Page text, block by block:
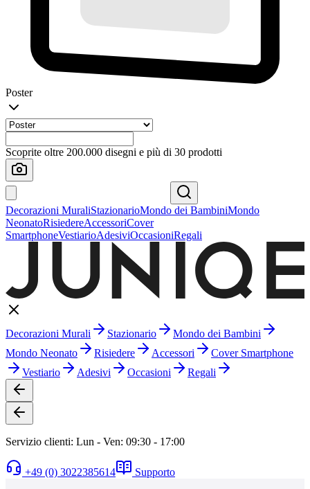
Poster
Scoprite oltre 200.000 disegni e più di 30 prodotti
Decorazioni MuraliStazionarioMondo dei BambiniMondo
NeonatoRisiedereAccessoriCover
SmartphoneVestiarioAdesiviOccasioniRegali
Decorazioni Murali Stazionario
Mondo dei Bambini
Mondo Neonato
Risiedere Accessori
Cover Smartphone
Vestiario
Adesivi Occasioni Regali
Servizio clienti: Lun - Ven: 09:30 - 17:00
+49 (0) 3022385614 Supporto